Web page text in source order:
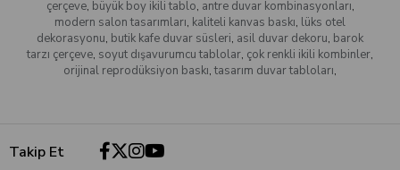
çerçeve, büyük boy ikili tablo, antre duvar kombinasyonları,
modern salon tasarımları, kaliteli kanvas baskı, lüks otel
dekorasyonu, butik kafe duvar süsleri, asil duvar dekoru, barok
tarzı çerçeve, soyut dışavurumcu tablolar, çok renkli ikili kombinler,
orijinal reprodüksiyon baskı, tasarım duvar tabloları,
Takip Et